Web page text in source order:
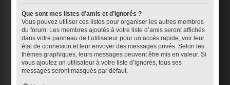
Que sont mes listes d’amis et d’ignorés ?
Vous pouvez utiliser ces listes pour organiser les autres membres
du forum. Les membres ajoutés à votre liste d’amis seront affichés
dans votre panneau de l’utilisateur pour un accès rapide, voir leur
état de connexion et leur envoyer des messages privés. Selon les
thèmes graphiques, leurs messages peuvent être mis en valeur. Si
vous ajoutez un utilisateur à votre liste d’ignorés, tous ses
messages seront masqués par défaut.